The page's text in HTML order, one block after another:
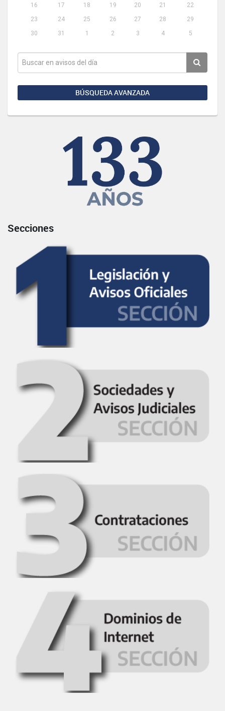
16
17 18 19 20 21
22
23
24 25 26 27 28
29
30
31 1 2 3 4 5
BÚSQUEDA AVANZADA
Secciones